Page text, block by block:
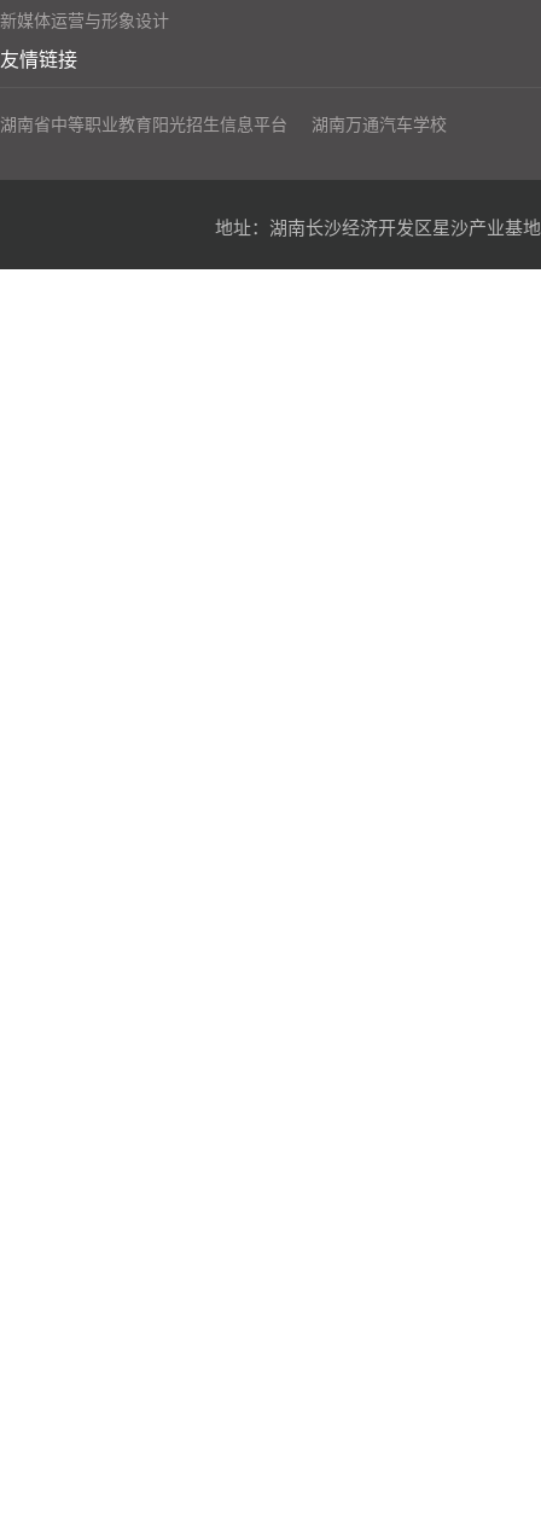
新媒体运营与形象设计
友情链接
湖南省中等职业教育阳光招生信息平台 湖南万通汽车学校
地址：湖南长沙经济开发区星沙产业